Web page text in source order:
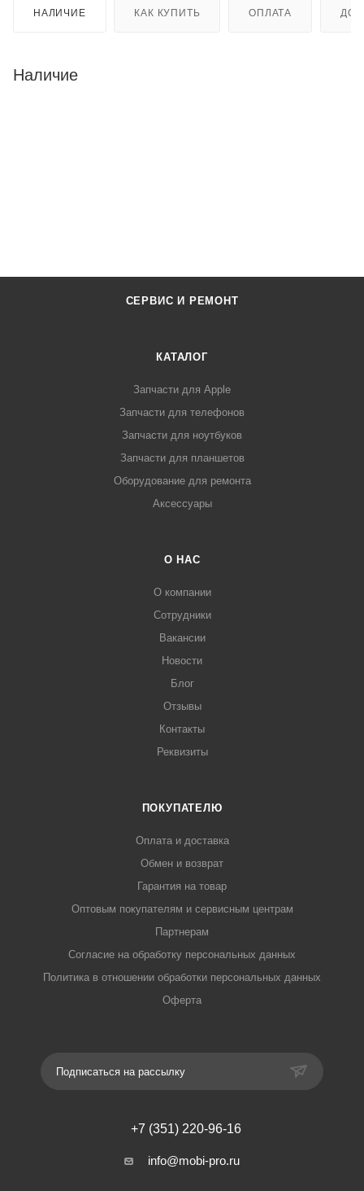
НАЛИЧИЕ КАК КУПИТЬ ОПЛАТА
Наличие
СЕРВИС И РЕМОНТ
КАТАЛОГ
Запчасти для Apple
Запчасти для телефонов
Запчасти для ноутбуков
Запчасти для планшетов
Оборудование для ремонта
Аксессуары
О НАС
О компании
Сотрудники
Вакансии
Новости
Блог
Отзывы
Контакты
Реквизиты
ПОКУПАТЕЛЮ
Оплата и доставка
Обмен и возврат
Гарантия на товар
Оптовым покупателям и сервисным центрам
Партнерам
Согласие на обработку персональных данных
Политика в отношении обработки персональных данных
Оферта
Подписаться на рассылку
+7 (351) 220-96-16
info@mobi-pro.ru